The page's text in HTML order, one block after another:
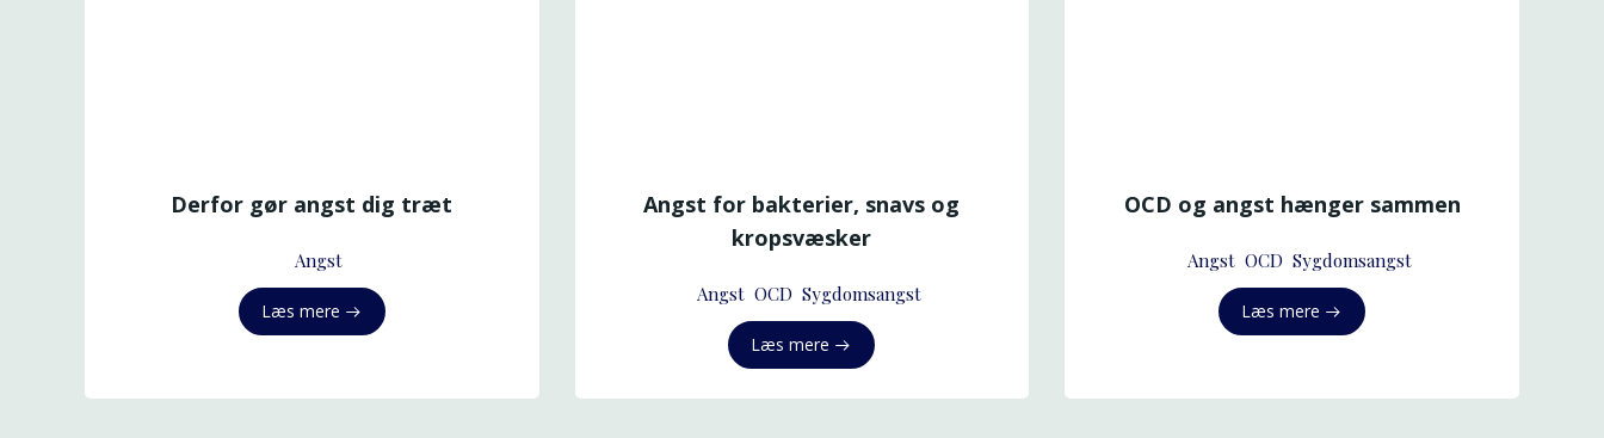
Derfor gør angst dig træt
Angst
Læs mere
Angst for bakterier, snavs og
kropsvæsker
Angst OCD Sygdomsangst
Læs mere
OCD og angst hænger sammen
Angst OCD Sygdomsangst
Læs mere